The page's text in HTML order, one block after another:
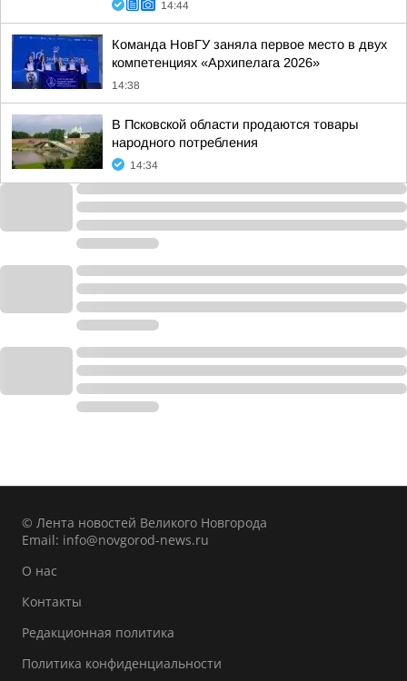
14:44
Команда НовГУ заняла первое место в двух
компетенциях «Архипелага 2026»
14:38
В Псковской области продаются товары
народного потребления
14:34
© Лента новостей Великого Новгорода
Email: info@novgorod-news.ru
О нас
Контакты
Редакционная политика
Политика конфиденциальности